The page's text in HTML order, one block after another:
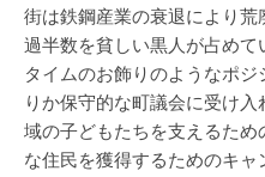
街は鉄鋼産業の衰退により
過半数を貧しい黒人が占めて
タイムのお飾りのようなポ
りか保守的な町議会に受け
域の子どもたちを支えるた
な住民を獲得するためのキ